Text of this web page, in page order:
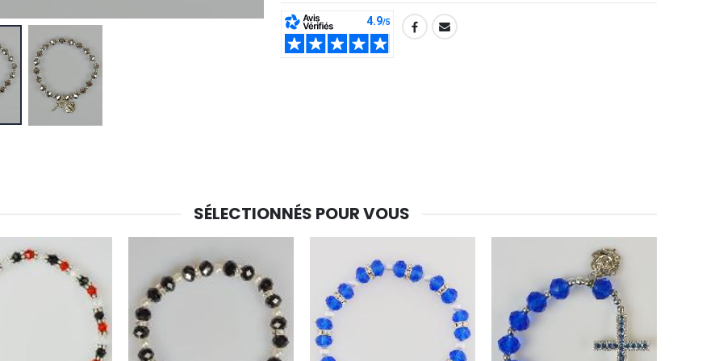
€10.00
-20%
€9.60
Bonbons Pastilles Menthe à l'Eau de Lourdes - 130g
6 Bougies Teintées Masse Couleur Blanche
€21.90
-30%
-20%
€12.00
Bonbons Pastilles Menthe à l'Eau de Lourdes - 130g
SHARE:
SÉLECTIONNÉS POUR VOUS